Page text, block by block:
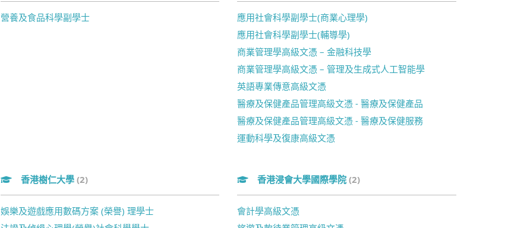
營養及食品科學副學士
應用社會科學副學士(商業心理學)
應用社會科學副學士(輔導學)
商業管理學高級文憑 – 金融科技學
商業管理學高級文憑 – 管理及生成式人工智能學
英語專業傳意高級文憑
醫療及保健產品管理高級文憑 - 醫療及保健產品
醫療及保健產品管理高級文憑 - 醫療及保健服務
運動科學及復康高級文憑
香港樹仁大學 (2)
娛樂及遊戲應用數碼方案 (榮譽) 理學士
香港浸會大學國際學院(2)
會計學高級文憑